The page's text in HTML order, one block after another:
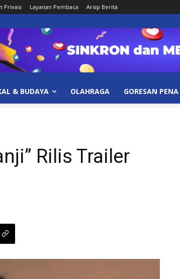
Privasi Layanan Pembaca Arsip Berita
& BUDAYA OLAHRAGA GORESAN PENA
Rilis Trailer